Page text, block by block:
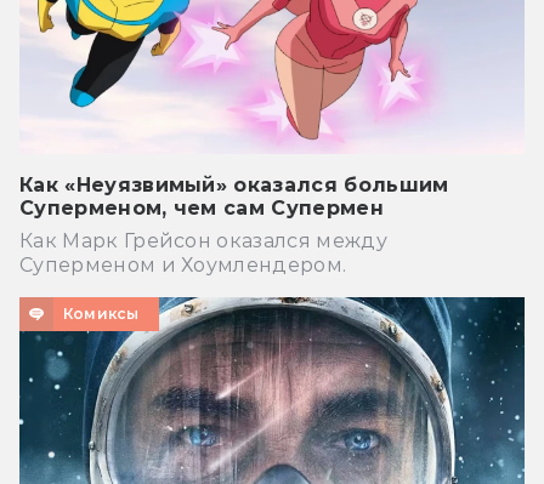
Как «Неуязвимый» оказался большим
Суперменом, чем сам Супермен
Как Марк Грейсон оказался между
Суперменом и Хоумлендером.
Комиксы